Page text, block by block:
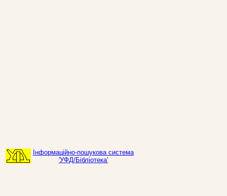
Інформаційно-пошукова система
'УФД/Бібліотека'